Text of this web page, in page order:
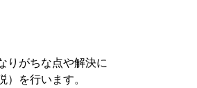
りがちな点や解決に
を行います。